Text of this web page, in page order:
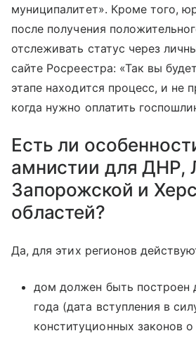
муниципалитет». Кроме того,
после получения
отслеживать статус через
сайте Росреестра: «Так вы
этапе находится процесс, и не
когда нужно оплатить
Есть ли
амнистии для ДНР,
Запорожской и
областей?
Да, для этих регионов
дом должен быть построен
года (дата вступления в
конституционных законов